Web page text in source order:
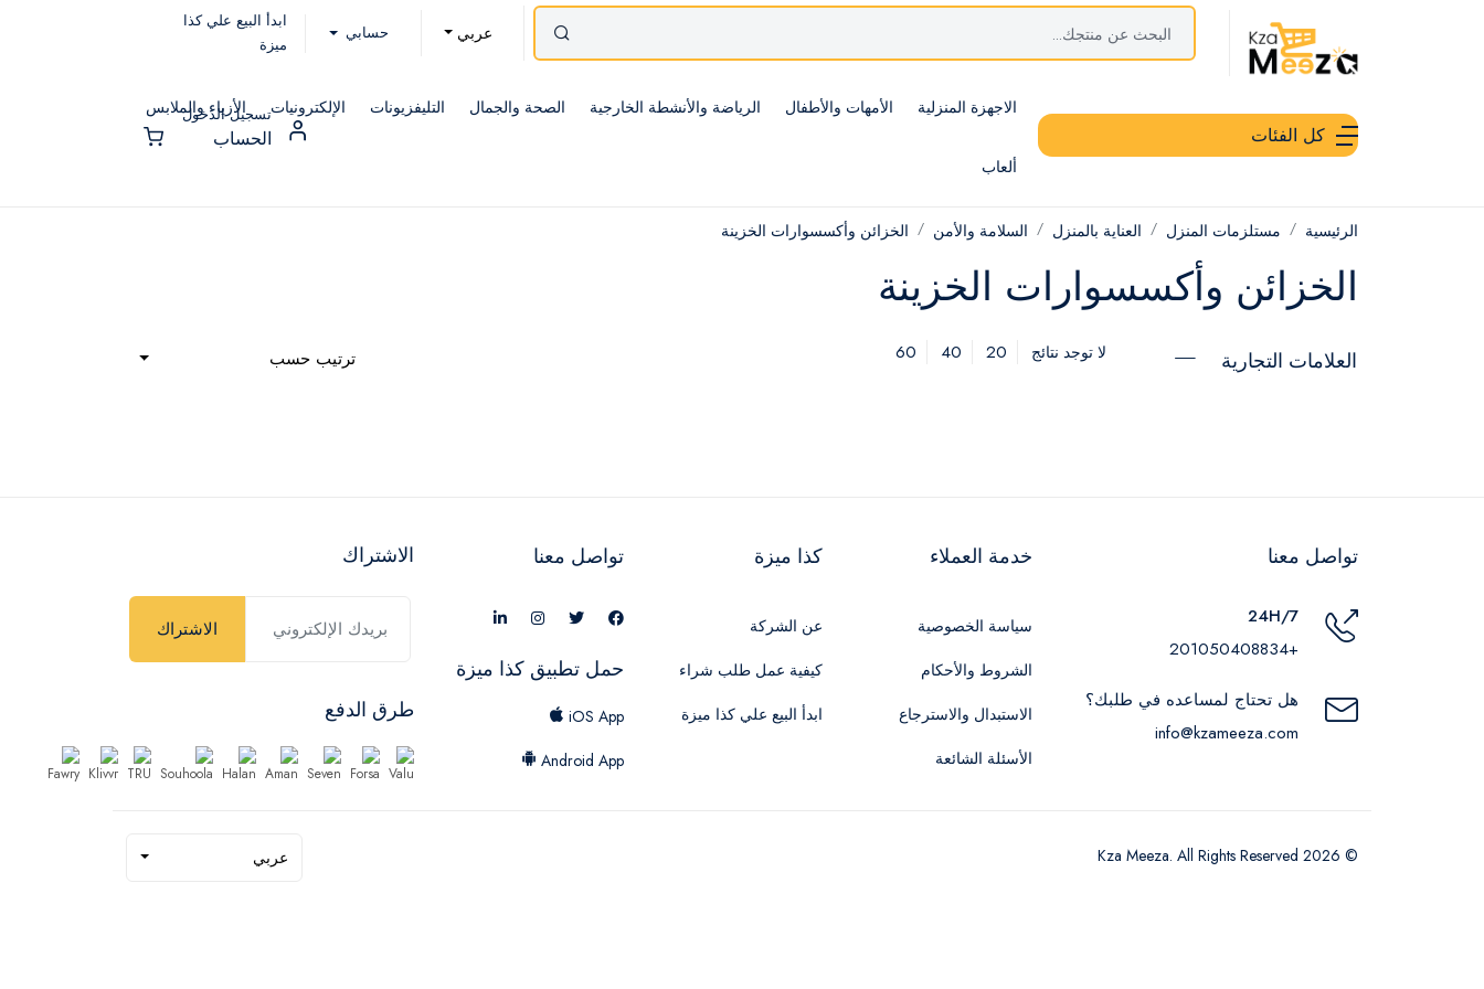
عربي حسابي
ابدأ البيع علي كذا
ميزة
كل الفئات
الاجهزة المنزلية الأمهات والأطفال الرياضة والأنشطة الخارجية الصحة والجمال التليفزيونات الإلكترونيات الأزياء والملابس
ألعاب
تسجيل الدخول
الحساب
الرئيسية مستلزمات المنزل العناية بالمنزل السلامة والأمن الخزائن وأكسسوارات الخزينة
الخزائن وأكسسوارات الخزينة
العلامات التجارية لا توجد نتائج 20
40
60 ترتيب حسب
تواصل معنا
24H/7
+201050408834
هل تحتاج لمساعده في طلبك؟
info@kzameeza.com
خدمة العملاء
سياسة الخصوصية
الشروط والأحكام
الاستبدال والاسترجاع
الأسئلة الشائعة
كذا ميزة
عن الشركة
كيفية عمل طلب شراء
ابدأ البيع علي كذا ميزة
تواصل معنا
حمل تطبيق كذا ميزة
iOS App
Android App
الاشتراك
الاشتراك
طرق الدفع
© 2026 Kza Meeza. All Rights Reserved عربي